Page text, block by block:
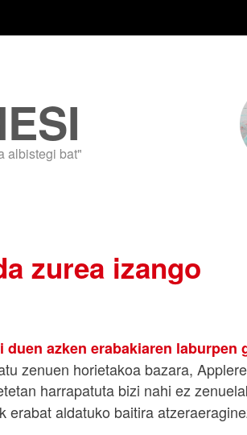
albistegi bat"
zurea izango
azken erabakiaren laburpen
zenuen horietakoa bazara,
harrapatuta bizi nahi ez
erabat aldatuko baitira